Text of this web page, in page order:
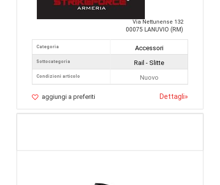
Via Nettunense 132
00075 LANUVIO (RM)
Categoria
Sottocategoria
Condizioni articolo
Accessori
Rail - Slitte
Nuovo
aggiungi a preferiti Dettagli»